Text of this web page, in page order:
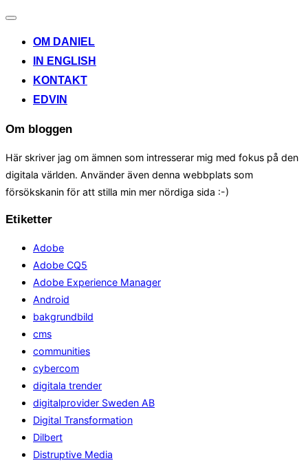
Toggle
OM DANIEL
IN ENGLISH
KONTAKT
EDVIN
Om bloggen
Här skriver jag om ämnen som intresserar mig med fokus på den
digitala världen. Använder även denna webbplats som
försökskanin för att stilla min mer nördiga sida :-)
Etiketter
Adobe
Adobe CQ5
Adobe Experience Manager
Android
bakgrundbild
cms
communities
cybercom
digitala trender
digitalprovider Sweden AB
Digital Transformation
Dilbert
Distruptive Media